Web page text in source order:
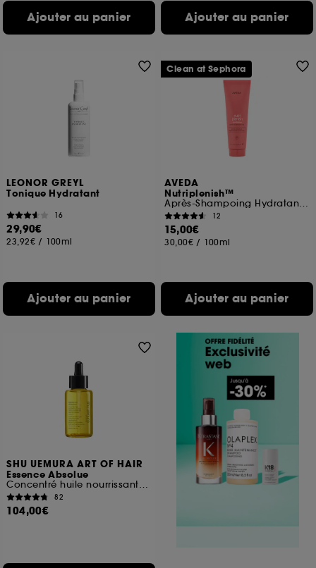
Ajouter au panier Ajouter au panier
LEONOR GREYL
Tonique Hydratant
16
29,90€
23,92€ / 100ml
Ajouter au panier
AVEDA
Nutriplenish™
Après-Shampoing Hydratant Cheveux Normaux A Epais
12
15,00€
30,00€ / 100ml
Ajouter au panier
Clean at Sephora
SHU UEMURA ART OF HAIR
Essence Absolue
Concentré huile nourrissante apaisante pour cuir chevelu
82
104,00€